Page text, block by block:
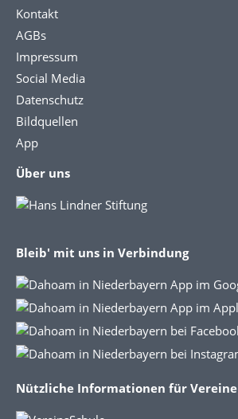
Kontakt
AGBs
Impressum
Social Media
Datenschutz
Bildquellen
App
Über uns
Bleib' mit uns in Verbindung
Nützliche Informationen für Vereine